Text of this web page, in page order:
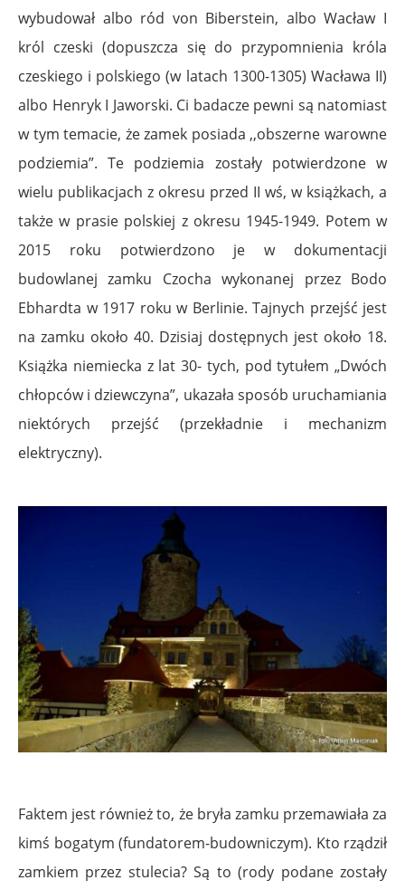
wybudował albo ród von Biberstein, albo Wacław I
król czeski (dopuszcza się do przypomnienia króla
czeskiego i polskiego (w latach 1300-1305) Wacława II)
albo Henryk I Jaworski. Ci badacze pewni są natomiast
w tym temacie, że zamek posiada ,,obszerne warowne
podziemia”. Te podziemia zostały potwierdzone w
wielu publikacjach z okresu przed II wś, w książkach, a
także w prasie polskiej z okresu 1945-1949. Potem w
2015 roku potwierdzono je w dokumentacji
budowlanej zamku Czocha wykonanej przez Bodo
Ebhardta w 1917 roku w Berlinie. Tajnych przejść jest
na zamku około 40. Dzisiaj dostępnych jest około 18.
Książka niemiecka z lat 30- tych, pod tytułem „Dwóch
chłopców i dziewczyna”, ukazała sposób uruchamiania
niektórych przejść (przekładnie i mechanizm
elektryczny).
Faktem jest również to, że bryła zamku przemawiała za
kimś bogatym (fundatorem-budowniczym). Kto rządził
zamkiem przez stulecia? Są to (rody podane zostały